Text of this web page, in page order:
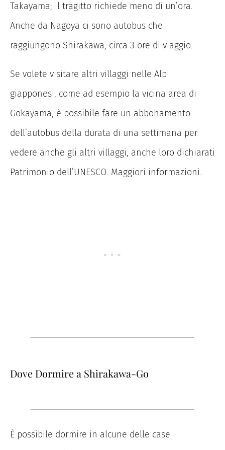
Takayama; il tragitto richiede meno di un’ora.
Anche da Nagoya ci sono autobus che
raggiungono Shirakawa, circa 3 ore di viaggio.
Se volete visitare altri villaggi nelle Alpi
giapponesi, come ad esempio la vicina area di
Gokayama, è possibile fare un abbonamento
dell’autobus della durata di una settimana per
vedere anche gli altri villaggi, anche loro dichiarati
Patrimonio dell’UNESCO. Maggiori informazioni.
Dove Dormire a Shirakawa-Go
È possibile dormire in alcune delle case